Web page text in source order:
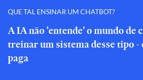
QUE TAL ENSINAR UM CHATBOT?
A IA não 'entende' o mundo de
treinar um sistema desse tipo -
paga